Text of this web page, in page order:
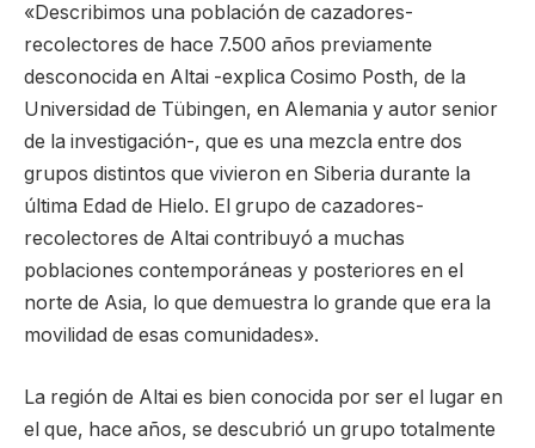
«Describimos una población de cazadores-
recolectores de hace 7.500 años previamente
desconocida en Altai -explica Cosimo Posth, de la
Universidad de Tübingen, en Alemania y autor senior
de la investigación-, que es una mezcla entre dos
grupos distintos que vivieron en Siberia durante la
última Edad de Hielo. El grupo de cazadores-
recolectores de Altai contribuyó a muchas
poblaciones contemporáneas y posteriores en el
norte de Asia, lo que demuestra lo grande que era la
movilidad de esas comunidades».
La región de Altai es bien conocida por ser el lugar en
el que, hace años, se descubrió un grupo totalmente